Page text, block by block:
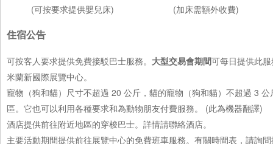
(可按要求提供嬰兒床)
(加床需額外收費)
住宿公告
可按客人要求提供免費接駁巴士服務。 大型交易會期間可每日提供此
米蘭新國際展覽中心。
寵物（狗和貓）尺寸不超過 20 公斤，貓的寵物（狗和貓）不超過 3
區。它也可以利用各種要求和為動物朋友付費服務。 (此為機器翻譯)
酒店提供前往附近地區的穿梭巴士。詳情請聯絡酒店。
主要活動期間提供前往展覽中心的免費班車服務。有關時間表，請詢